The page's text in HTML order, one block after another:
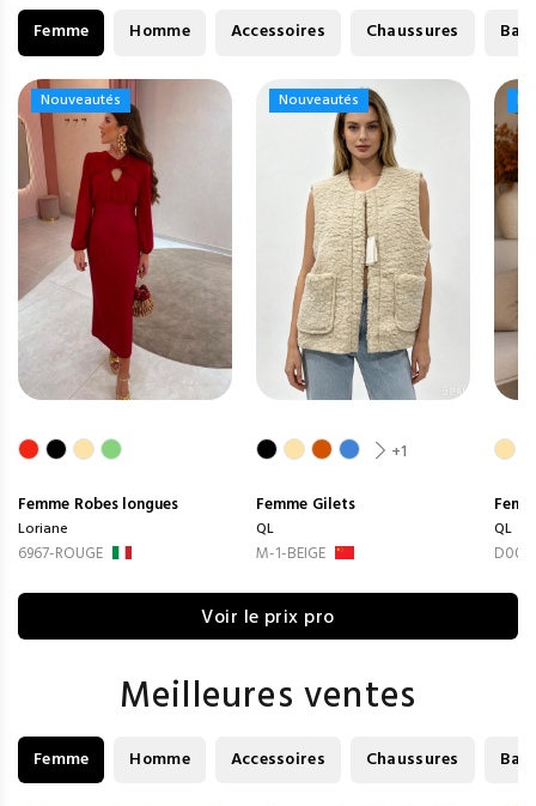
Femme Homme Accessoires Chaussures
Nouveautés
Nouveautés
Femme Robes longues
Loriane
6967-ROUGE
Nouveautés
Nouveautés
+1
Femme Gilets
QL
M-1-BEIGE
QL
Voir le prix pro
Meilleures ventes
Femme Homme Accessoires Chaussures